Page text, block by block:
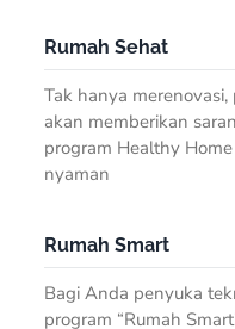
Rumah Sehat
Tak hanya
akan memberikan
program Healthy Home
nyaman
Rumah Smart
Bagi Anda penyuka
program “Rumah